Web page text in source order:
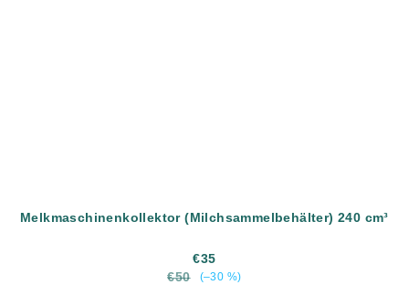
Melkmaschinenkollektor (Milchsammelbehälter) 240 cm³
€35
€50
(–30 %)